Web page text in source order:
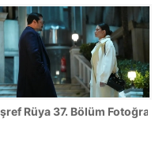
Rüya 37. Bölüm